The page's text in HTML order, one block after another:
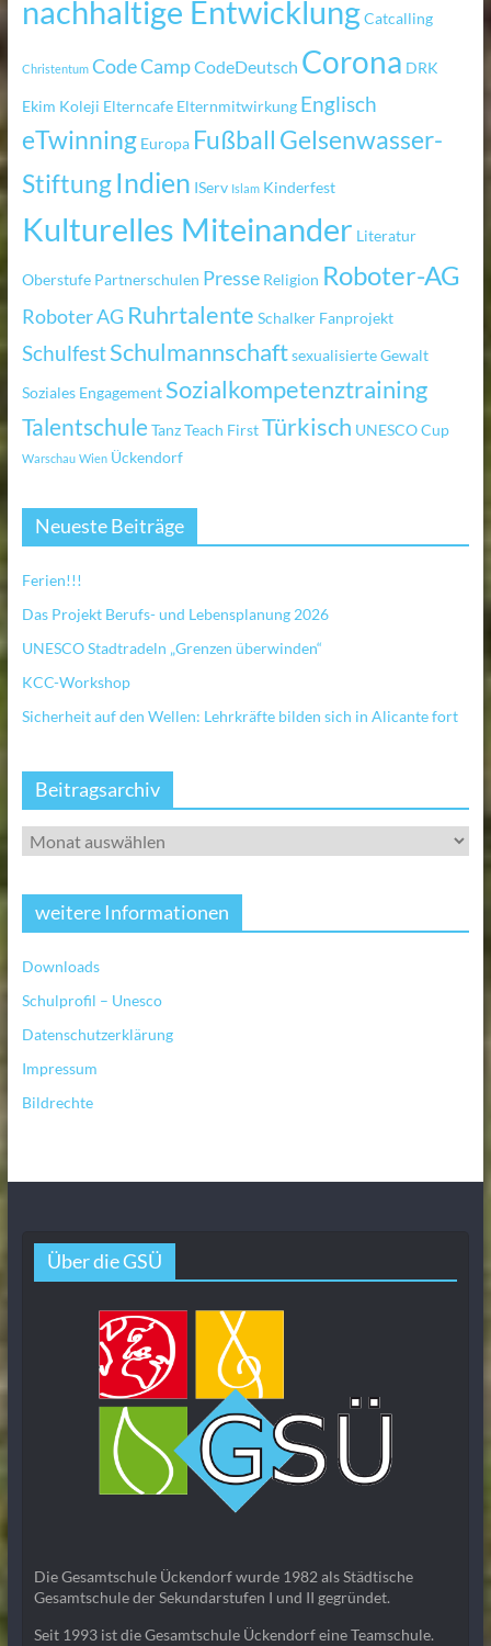
nachhaltige EntwicklungCatcalling
Christentum Code CampCodeDeutsch Corona DRK
Ekim Koleji Elterncafe Elternmitwirkung Englisch
eTwinning Europa Fußball Gelsenwasser-
StiftungIndien IServ Islam Kinderfest
Kulturelles Miteinander Literatur
Oberstufe Partnerschulen Presse Religion Roboter-AG
Roboter AG Ruhrtalente Schalker Fanprojekt
SchulfestSchulmannschaftsexualisierte Gewalt
Soziales Engagement Sozialkompetenztraining
TalentschuleTanzTeach FirstTürkisch UNESCO Cup
Warschau Wien Ückendorf
Neueste Beiträge
Ferien!!!
Das Projekt Berufs- und Lebensplanung 2026
UNESCO Stadtradeln „Grenzen überwinden“
KCC-Workshop
Sicherheit auf den Wellen: Lehrkräfte bilden sich in Alicante fort
Beitragsarchiv
weitere Informationen
Downloads
Schulprofil – Unesco
Datenschutzerklärung
Impressum
Bildrechte
Über die GSÜ
Die Gesamtschule Ückendorf wurde 1982 als Städtische
Gesamtschule der Sekundarstufen I und II gegründet.
Seit 1993 ist die Gesamtschule Ückendorf eine Teamschule.